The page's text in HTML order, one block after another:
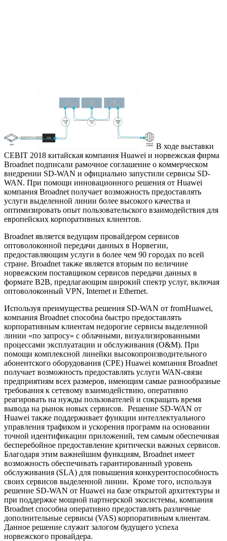
В ходе выставки
CEBIT 2018 китайская компания Huawei и норвежская фирма
Broadnet подписали рамочное соглашение о коммерческом
внедрении SD-WAN и официально запустили сервисы SD-
WAN. При помощи инновационного решения от Huawei
компания Broadnet получает возможность предоставлять
услуги выделенной линии более высокого качества и
оптимизировать опыт пользовательского взаимодействия для
европейских корпоративных клиентов.
Broadnet является ведущим провайдером сервисов
оптоволоконной передачи данных в Норвегии,
предоставляющим услуги в более чем 90 городах по всей
стране. Broadnet также является вторым по величине
норвежским поставщиком сервисов передачи данных в
формате B2B, предлагающим широкий спектр услуг, включая
оптоволоконный VPN, Internet и Ethernet.
Используя преимущества решения SD-WAN от fromHuawei,
компания Broadnet способна быстро предоставлять
корпоративным клиентам недорогие сервисы выделенной
линии «по запросу» с облачными, визуализированными
процессами эксплуатации и обслуживания (O&M). При
помощи комплексной линейки высокопроизводительного
абонентского оборудования (СРЕ) Huawei компания Broadnet
получает возможность предоставлять услуги WAN-связи
предприятиям всех размеров, имеющим самые разнообразные
требования к сетевому взаимодействию, оперативно
реагировать на нужды пользователей и сокращать время
вывода на рынок новых сервисов. Решение SD-WAN от
Huawei также поддерживает функции интеллектуального
управления трафиком и ускорения программ на основании
точной идентификации приложений, тем самым обеспечивая
бесперебойное предоставление критически важных сервисов.
Благодаря этим важнейшим функциям, Broadnet имеет
возможность обеспечивать гарантированный уровень
обслуживания (SLA) для повышения конкурентоспособность
своих сервисов выделенной линии. Кроме того, используя
решение SD-WAN от Huawei на базе открытой архитектуры и
при поддержке мощной партнерской экосистемы, компания
Broadnet способна оперативно предоставлять различные
дополнительные сервисы (VAS) корпоративным клиентам.
Данное решение служит залогом будущего успеха
норвежского провайдера.